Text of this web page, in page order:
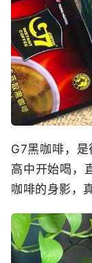
G7黑咖啡，
高中开始喝，
咖啡的身影，